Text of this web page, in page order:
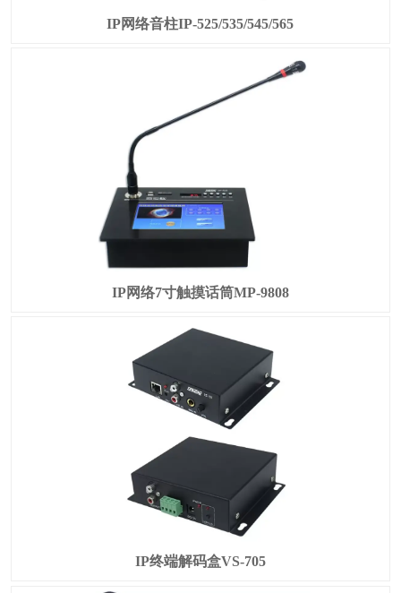
IP网络音柱IP-525/535/545/565
IP网络7寸触摸话筒MP-9808
IP终端解码盒VS-705